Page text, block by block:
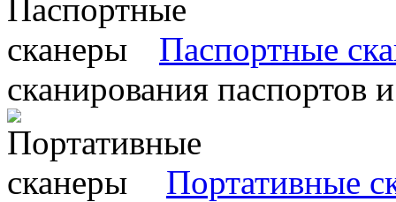
Паспортные
сканирования паспортов
Портативные